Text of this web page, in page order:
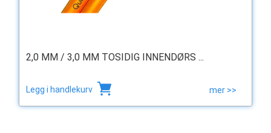
2,0 MM / 3,0 MM TOSIDIG INNENDØRS ...
Legg i handlekurv mer >>